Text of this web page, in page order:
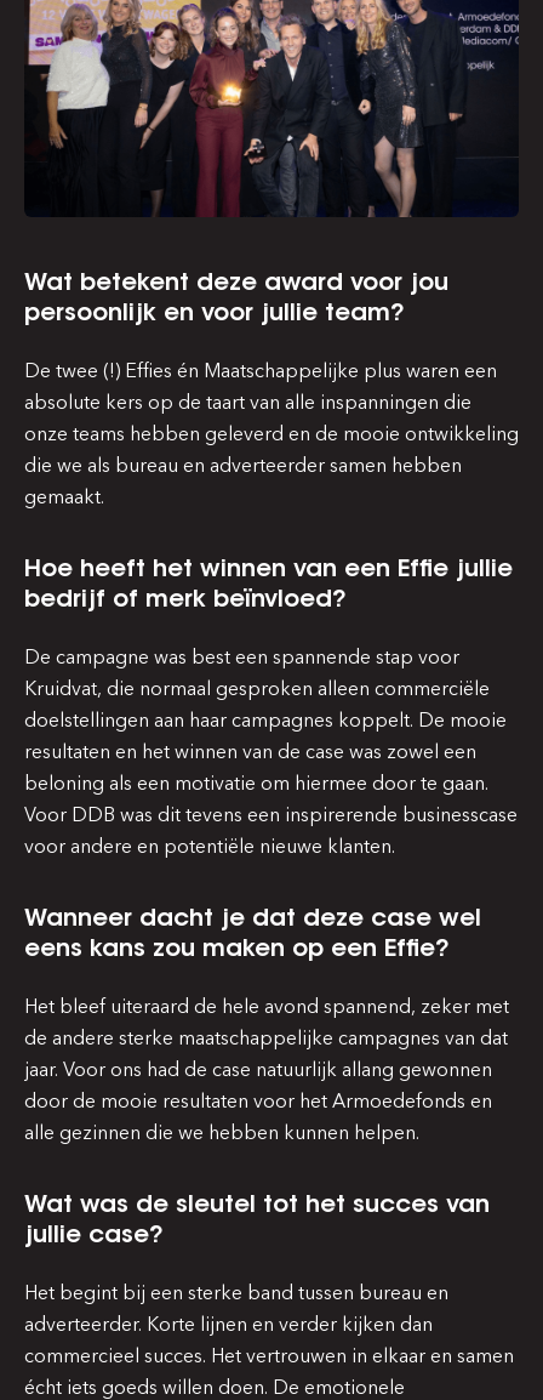
Wat betekent deze award voor jou
persoonlijk en voor jullie team?
De twee (!) Effies én Maatschappelijke plus waren een
absolute kers op de taart van alle inspanningen die
onze teams hebben geleverd en de mooie ontwikkeling
die we als bureau en adverteerder samen hebben
gemaakt.
Hoe heeft het winnen van een Effie jullie
bedrijf of merk beïnvloed?
De campagne was best een spannende stap voor
Kruidvat, die normaal gesproken alleen commerciële
doelstellingen aan haar campagnes koppelt. De mooie
resultaten en het winnen van de case was zowel een
beloning als een motivatie om hiermee door te gaan.
Voor DDB was dit tevens een inspirerende businesscase
voor andere en potentiële nieuwe klanten.
Wanneer dacht je dat deze case wel
eens kans zou maken op een Effie?
Het bleef uiteraard de hele avond spannend, zeker met
de andere sterke maatschappelijke campagnes van dat
jaar. Voor ons had de case natuurlijk allang gewonnen
door de mooie resultaten voor het Armoedefonds en
alle gezinnen die we hebben kunnen helpen.
Wat was de sleutel tot het succes van
jullie case?
Het begint bij een sterke band tussen bureau en
adverteerder. Korte lijnen en verder kijken dan
commercieel succes. Het vertrouwen in elkaar en samen
écht iets goeds willen doen. De emotionele